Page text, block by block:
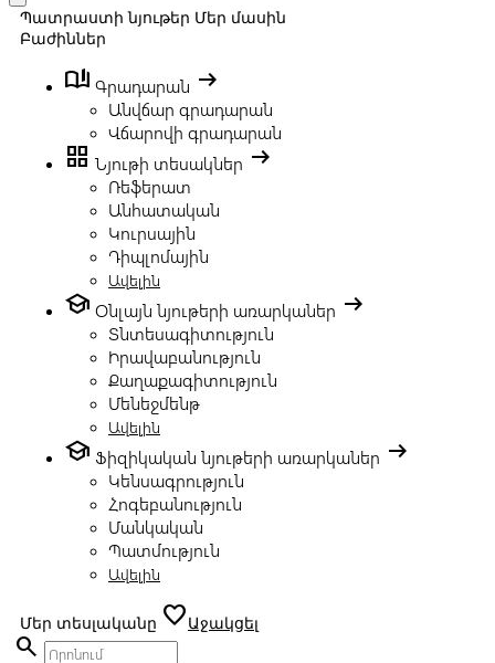
Պատրաստի նյութեր Մեր մասին
Բաժիններ
book_ribbon Գրադարան arrow_right_alt
Անվճար գրադարան
Վճարովի գրադարան
grid_view Նյութի տեսակներ arrow_right_alt
Ռեֆերատ
Անհատական
Կուրսային
Դիպլոմային
Ավելին
school Օնլայն նյութերի առարկաներ arrow_right_alt
Տնտեսագիտություն
Իրավաբանություն
Քաղաքագիտություն
Մենեջմենթ
Ավելին
school Ֆիզիկական նյութերի առարկաներ arrow_right_alt
Կենսագրություն
Հոգեբանություն
Մանկական
Պատմություն
Ավելին
Մեր տեսլականը favoriteԱջակցել
search